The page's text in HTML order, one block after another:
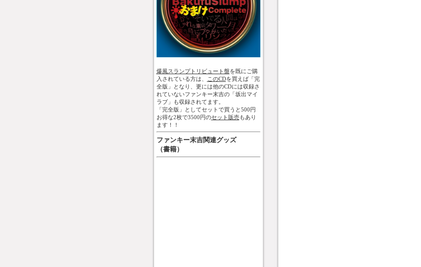
爆風スランプトリビュート盤を既にご購
入されている方は、
このCDを買えば「完
全版」となり、更には他のCDには収録さ
れていないファンキー末吉の「坂出マイ
ラブ」も収録されてます。
「完全版」としてセットで買うと500円
お得な2枚で3500円のセット販売もあり
ます！！
ファンキー末吉関連グッズ
（書籍）